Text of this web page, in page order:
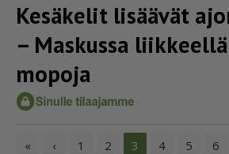
Kesäkelit lisäävät
– Maskussa
mopoja
« ‹ 1 2 3 4 5 6